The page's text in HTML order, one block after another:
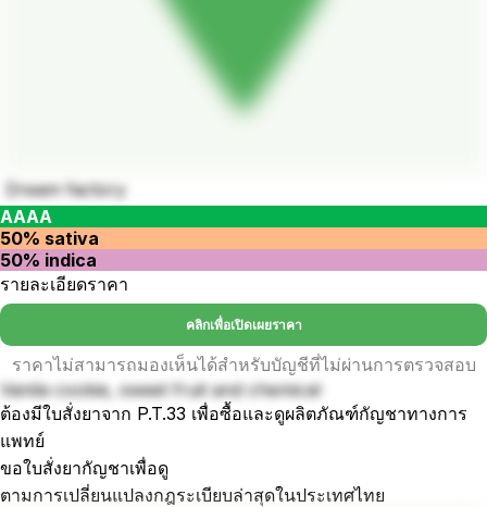
Dream factory
AAAA
50% sativa
50% indica
รายละเอียดราคา
คลิกเพื่อเปิดเผยราคา
ราคาไม่สามารถมองเห็นได้สำหรับบัญชีที่ไม่ผ่านการตรวจสอบ
Vanila cookie, sweet fruit and chemical
ต้องมีใบสั่งยาจาก P.T.33 เพื่อซื้อและดูผลิตภัณฑ์กัญชาทางการ
แพทย์
ขอใบสั่งยากัญชาเพื่อดู
ตามการเปลี่ยนแปลงกฎระเบียบล่าสุดในประเทศไทย